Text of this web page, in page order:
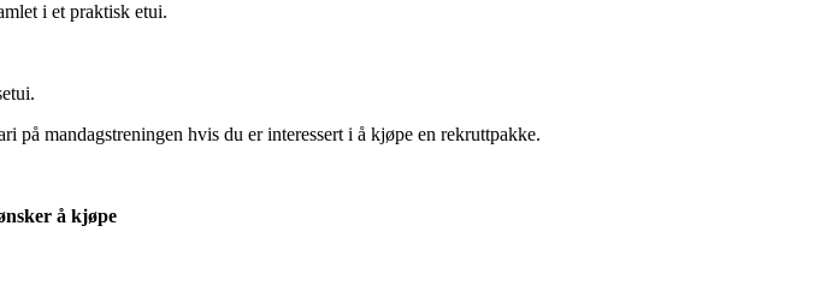
i et praktisk etui.
på mandagstreningen hvis du er interessert i å kjøpe en rekruttpakke.
å kjøpe